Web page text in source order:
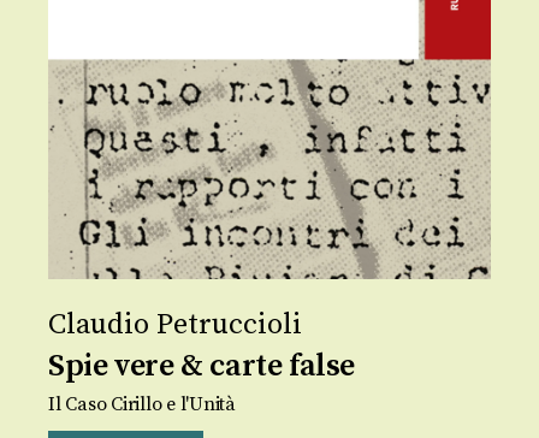
Claudio Petruccioli
Spie vere & carte false
Il Caso Cirillo e l'Unità